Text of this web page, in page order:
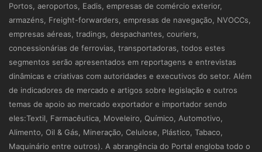
Portos, aeroportos, Eadis, empresas de comércio exterior,
armazéns, Freight-forwarders, empresas de navegação, NVOCCs,
empresas aéreas, tradings, despachantes, couriers,
concessionárias de ferrovias, transportadoras, todos estes
segmentos serão apresentados em reportagens e entrevistas
dinâmicas e criativas com autoridades e executivos do setor. Além
de indicadores de mercado e artigos sobre legislação e outros
temas de apoio ao mercado exportador e importador sendo
eles:Textil, Farmacêutica, Moveleiro, Químico, Automotivo,
Alimento, Oil & Gás, Mineração, Celulose, Plástico, Tabaco,
Maquinário entre outros). A abrangência do Portal engloba todo o